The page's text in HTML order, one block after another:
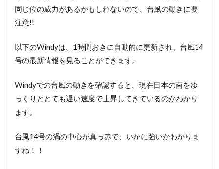
同じ位の威力があるかもしれないので、台風の動きに要
注意!!
以下のWindyは、1時間おきに自動的に更新され、台風14
号の最新情報を見ることができます。
Windyでの台風の動きを確認すると、現在日本の南をゆ
っくりととても遅い速度で上昇してきているのがわかり
ます。
台風14号の渦の中心が真っ赤で、いかに強いかわかりま
すね！！